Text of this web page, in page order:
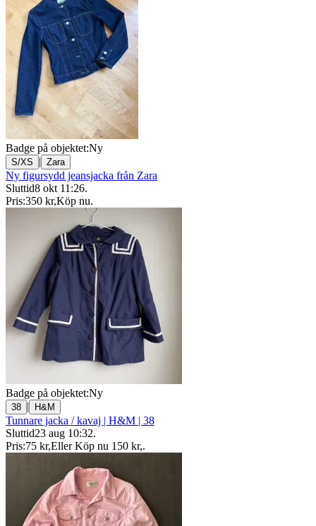
Badge på objektet:Ny
S/XS | Zara
Ny figursydd jeansjacka från Zara
Sluttid8 okt 11:26.
Pris:350 kr,Köp nu.
Badge på objektet:Ny
38 | H&M
Tunnare jacka / kavaj | H&M | 38
Sluttid23 aug 10:32.
Pris:75 kr,Eller Köp nu 150 kr,.